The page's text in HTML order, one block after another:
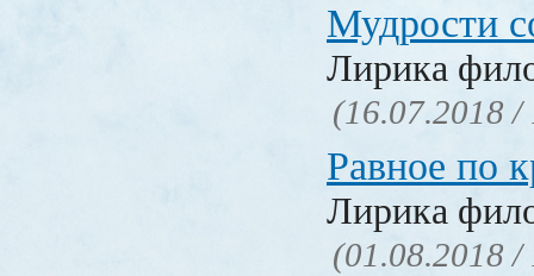
Мудрости
Лирика
(16.07.2018 /
Равное по
Лирика
(01.08.2018 /